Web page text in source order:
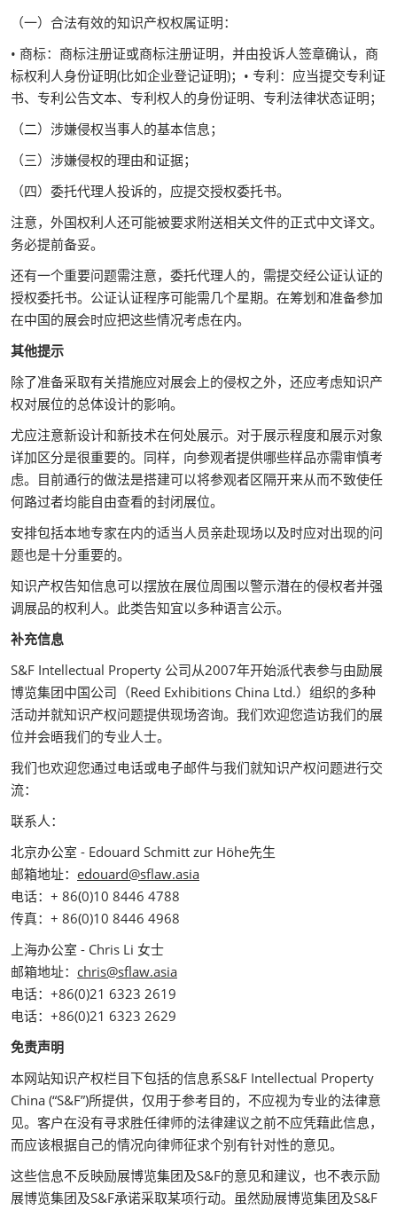
（一）合法有效的知识产权权属证明：
• 商标：商标注册证或商标注册证明，并由投诉人签章确认，商
标权利人身份证明(比如企业登记证明)；• 专利：应当提交专利证
书、专利公告文本、专利权人的身份证明、专利法律状态证明；
（二）涉嫌侵权当事人的基本信息；
（三）涉嫌侵权的理由和证据；
（四）委托代理人投诉的，应提交授权委托书。
注意，外国权利人还可能被要求附送相关文件的正式中文译文。
务必提前备妥。
还有一个重要问题需注意，委托代理人的，需提交经公证认证的
授权委托书。公证认证程序可能需几个星期。在筹划和准备参加
在中国的展会时应把这些情况考虑在内。
其他提示
除了准备采取有关措施应对展会上的侵权之外，还应考虑知识产
权对展位的总体设计的影响。
尤应注意新设计和新技术在何处展示。对于展示程度和展示对象
详加区分是很重要的。同样，向参观者提供哪些样品亦需审慎考
虑。目前通行的做法是搭建可以将参观者区隔开来从而不致使任
何路过者均能自由查看的封闭展位。
安排包括本地专家在内的适当人员亲赴现场以及时应对出现的问
题也是十分重要的。
知识产权告知信息可以摆放在展位周围以警示潜在的侵权者并强
调展品的权利人。此类告知宜以多种语言公示。
补充信息
S&F Intellectual Property 公司从2007年开始派代表参与由励展
博览集团中国公司（Reed Exhibitions China Ltd.）组织的多种
活动并就知识产权问题提供现场咨询。我们欢迎您造访我们的展
位并会晤我们的专业人士。
我们也欢迎您通过电话或电子邮件与我们就知识产权问题进行交
流：
联系人：
北京办公室 - Edouard Schmitt zur Höhe先生
邮箱地址： edouard@sflaw.asia
电话：+ 86(0)10 8446 4788
传真：+ 86(0)10 8446 4968
上海办公室 - Chris Li 女士
邮箱地址： chris@sflaw.asia
电话：+86(0)21 6323 2619
电话：+86(0)21 6323 2629
免责声明
本网站知识产权栏目下包括的信息系S&F Intellectual Property
China (“S&F”)所提供，仅用于参考目的，不应视为专业的法律意
见。客户在没有寻求胜任律师的法律建议之前不应凭藉此信息，
而应该根据自己的情况向律师征求个别有针对性的意见。
这些信息不反映励展博览集团及S&F的意见和建议，也不表示励
展博览集团及S&F承诺采取某项行动。虽然励展博览集团及S&F